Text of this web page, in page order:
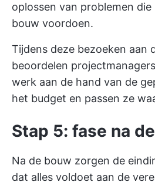
oplossen van problemen
bouw voordoen.
Tijdens deze bezoeken aan
beoordelen
werk aan de hand van de
het budget en passen ze
Stap 5: fase na
Na de bouw zorgen de
dat alles voldoet aan de